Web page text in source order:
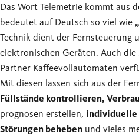
Das Wort Telemetrie kommt aus
bedeutet auf Deutsch so viel wie
Technik dient der Fernsteuerung
elektronischen Geräten. Auch
Partner Kaffeevollautomaten
Mit diesen lassen sich aus der
Füllstände kontrollieren,
prognosen erstellen, individuelle
Störungen beheben und vieles